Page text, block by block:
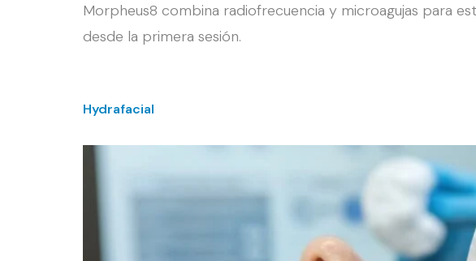
Morpheus8 combina radiofrecuencia y microagujas para
desde la primera sesión.
Hydrafacial